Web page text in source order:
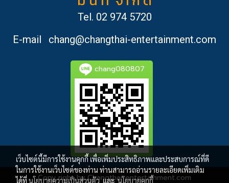
Tel. 02 974 5720
E-mail
chang@changthai-entertainment.com
chang080807
Copy right by Changthai-entertainment.com
เว็บไซต์นี้มีการใช้งานคุกกี้ เพื่อเพิ่มประสิทธิภาพและประสบการณ์ที่ดี
ในการใช้งานเว็บไซต์ของท่าน ท่านสามารถอ่านรายละเอียดเพิ่มเติม
ได้ที่นโยบายความเป็นส่วนตัวและนโยบายคุกกี้